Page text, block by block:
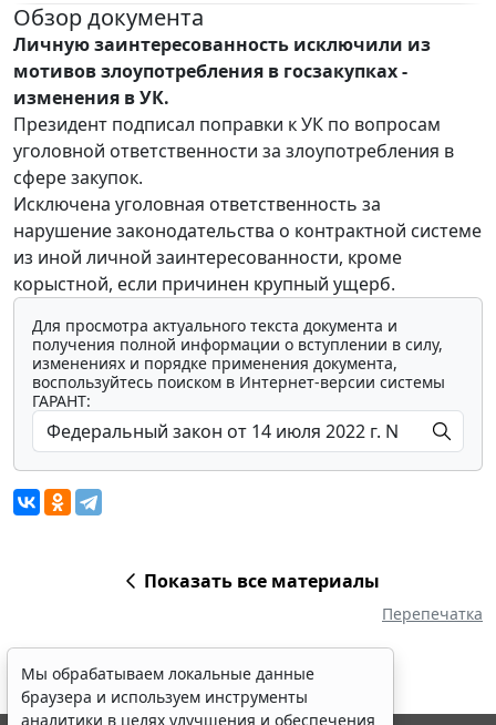
Обзор документа
Личную заинтересованность исключили из
мотивов злоупотребления в госзакупках -
изменения в УК.
Президент подписал поправки к УК по вопросам
уголовной ответственности за злоупотребления в
сфере закупок.
Исключена уголовная ответственность за
нарушение законодательства о контрактной системе
из иной личной заинтересованности, кроме
корыстной, если причинен крупный ущерб.
Для просмотра актуального текста документа и
получения полной информации о вступлении в силу,
изменениях и порядке применения документа,
воспользуйтесь поиском в Интернет-версии системы
ГАРАНТ:
Показать все материалы
Перепечатка
Мы обрабатываем локальные данные
браузера и используем инструменты
аналитики в целях улучшения и обеспечения